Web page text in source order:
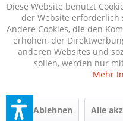
Diese Website benutzt
der Website erforderlich
Andere Cookies, die den
erhöhen, der
anderen Websites und
sollen, werden nur
Mehr
Ablehnen Alle